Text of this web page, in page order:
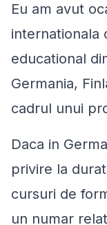
Eu am avut
internationala
educational
Germania,
cadrul unui
Daca in
privire la
cursuri de
un numar